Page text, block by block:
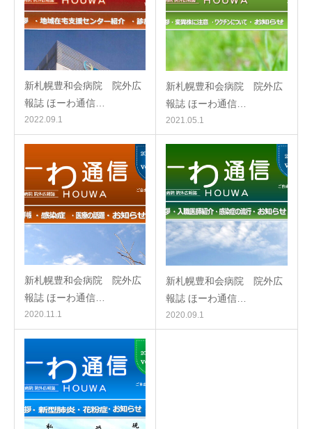
新札幌豊和会病院 院外広
報誌 ほーわ通信…
2022.09.1
新札幌豊和会病院 院外広
報誌 ほーわ通信…
2021.05.1
新札幌豊和会病院 院外広
報誌 ほーわ通信…
2020.11.1
新札幌豊和会病院 院外広
報誌 ほーわ通信…
2020.09.1